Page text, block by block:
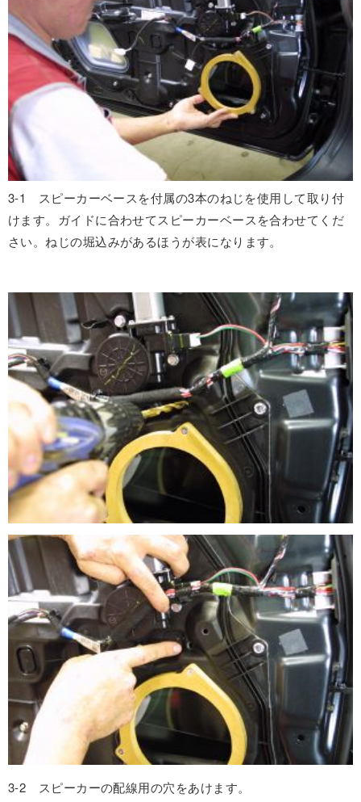
3-1 スピーカーベースを付属の3本のねじを使用して取り付
けます。ガイドに合わせてスピーカーベースを合わせてくだ
さい。ねじの堀込みがあるほうが表になります。
3-2 スピーカーの配線用の穴をあけます。